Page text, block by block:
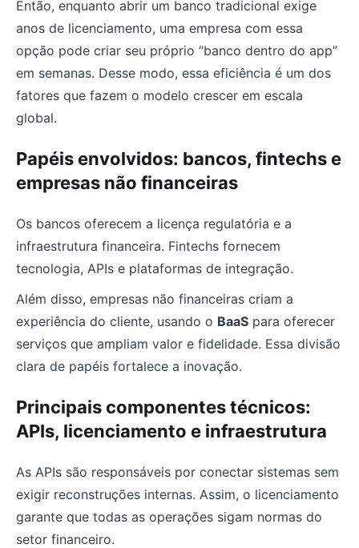
Então, enquanto abrir um banco tradicional exige
anos de licenciamento, uma empresa com essa
opção pode criar seu próprio “banco dentro do app”
em semanas. Desse modo, essa eficiência é um dos
fatores que fazem o modelo crescer em escala
global.
Papéis envolvidos: bancos, fintechs e
empresas não financeiras
Os bancos oferecem a licença regulatória e a
infraestrutura financeira. Fintechs fornecem
tecnologia, APIs e plataformas de integração.
Além disso, empresas não financeiras criam a
experiência do cliente, usando o BaaS para oferecer
serviços que ampliam valor e fidelidade. Essa divisão
clara de papéis fortalece a inovação.
Principais componentes técnicos:
APIs, licenciamento e infraestrutura
As APIs são responsáveis por conectar sistemas sem
exigir reconstruções internas. Assim, o licenciamento
garante que todas as operações sigam normas do
setor financeiro.